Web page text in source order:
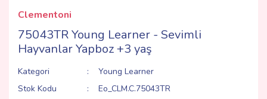
Clementoni
75043TR Young Learner - Sevimli
Hayvanlar Yapboz +3 yaş
Kategori
Young Learner
Stok Kodu
Eo_CLM.C.75043TR